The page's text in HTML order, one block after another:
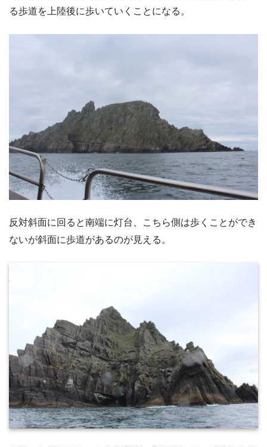
る歩道を上陸後に歩いていくことになる。
反対斜面に回ると南端に灯台、こちら側は歩くことができ
ないが斜面に歩道があるのが見える。